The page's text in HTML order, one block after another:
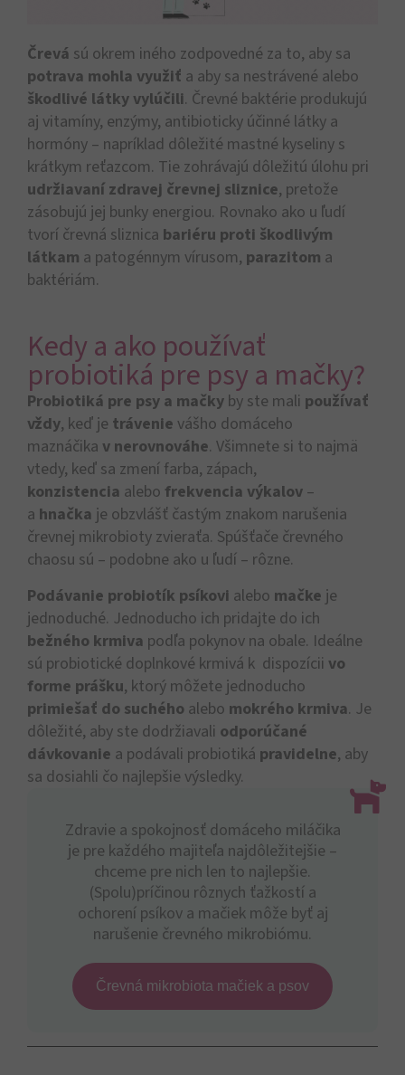
Črevá sú okrem iného zodpovedné za to, aby sa
potrava mohla využiť a aby sa nestrávené alebo
škodlivé látky vylúčili. Črevné baktérie produkujú
aj vitamíny, enzýmy, antibioticky účinné látky a
hormóny – napríklad dôležité mastné kyseliny s
krátkym reťazcom. Tie zohrávajú dôležitú úlohu pri
udržiavaní zdravej črevnej sliznice, pretože
zásobujú jej bunky energiou. Rovnako ako u ľudí
tvorí črevná sliznica bariéru proti škodlivým
látkam a patogénnym vírusom, parazitom a
baktériám.
Kedy a ako používať
probiotiká pre psy a mačky?
Probiotiká pre psy a mačky by ste mali používať
vždy, keď je trávenie vášho domáceho
maznáčika v nerovnováhe. Všimnete si to najmä
vtedy, keď sa zmení farba, zápach,
konzistencia alebo frekvencia výkalov –
a hnačka je obzvlášť častým znakom narušenia
črevnej mikrobioty zvieraťa. Spúšťače črevného
chaosu sú – podobne ako u ľudí – rôzne.
Podávanie probiotík psíkovi alebo mačke je
jednoduché. Jednoducho ich pridajte do ich
bežného krmiva podľa pokynov na obale. Ideálne
sú probiotické doplnkové krmivá k dispozícii vo
forme prášku, ktorý môžete jednoducho
primiešať do suchého alebo mokrého krmiva. Je
dôležité, aby ste dodržiavali odporúčané
dávkovanie a podávali probiotiká pravidelne, aby
sa dosiahli čo najlepšie výsledky.
Zdravie a spokojnosť domáceho miláčika
je pre každého majiteľa najdôležitejšie –
chceme pre nich len to najlepšie.
(Spolu)príčinou rôznych ťažkostí a
ochorení psíkov a mačiek môže byť aj
narušenie črevného mikrobiómu.
Črevná mikrobiota mačiek a psov